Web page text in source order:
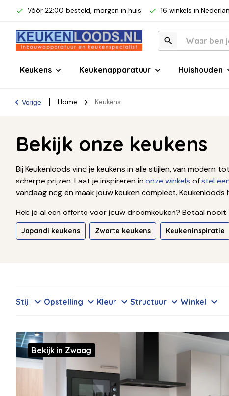
Vóór 22:00 besteld, morgen in huis 16 winkels in
Keukens Keukenapparatuur Huishouden
Vorige Home Keukens
Bekijk onze keukens
Bij Keukenloods vind je keukens in alle stijlen, van
scherpe prijzen. Laat je inspireren inonze winkels ofstel
vandaag nog en maak jouw keuken compleet. Keukenloods
Heb je al een offerte voor jouw droomkeuken? Betaal
Japandi keukens Zwarte keukens Keukeninspiratie
Stijl Opstelling Kleur Structuur Winkel
Bekijk in Zwaag